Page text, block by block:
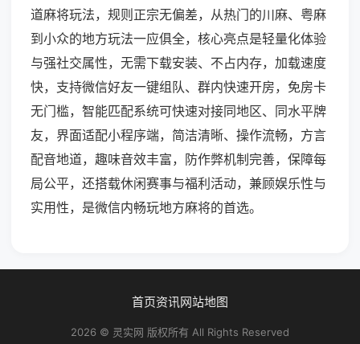
道麻将玩法，规则正宗无偏差，从热门的川麻、粤麻
到小众的地方玩法一应俱全，核心亮点是轻量化体验
与强社交属性，无需下载安装、不占内存，加载速度
快，支持微信好友一键组队、群内快速开房，免房卡
无门槛，智能匹配系统可快速对接同地区、同水平牌
友，界面适配小程序端，简洁清晰、操作流畅，方言
配音地道，趣味音效丰富，防作弊机制完善，保障每
局公平，还搭载休闲赛事与福利活动，兼顾娱乐性与
实用性，是微信内畅玩地方麻将的首选。
首页资讯网站地图
2026 © 灵实网 版权所有 All Rights Reserved